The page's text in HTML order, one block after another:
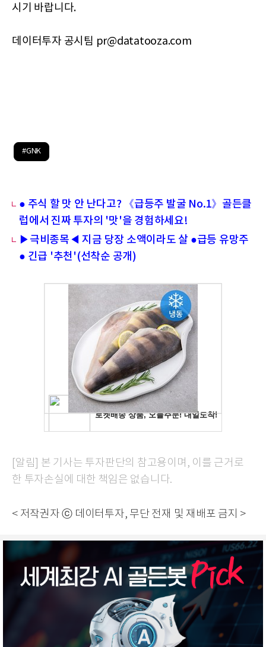
시기 바랍니다.
데이터투자 공시팀 pr@datatooza.com
#GNK
● 주식 할 맛 안 난다고? 《급등주 발굴 No.1》골든클
럽에서 진짜 투자의 '맛'을 경험하세요!
▶극비종목◀ 지금 당장 소액이라도 살 ●급등 유망주
● 긴급 '추천'(선착순 공개)
[알림] 본 기사는 투자판단의 참고용이며, 이를 근거로
한 투자손실에 대한 책임은 없습니다.
< 저작권자 ⓒ 데이터투자, 무단 전재 및 재배포 금지 >